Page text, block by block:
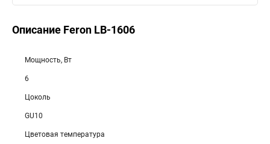
Описание Feron LB-1606
Мощность, Вт
6
Цоколь
GU10
Цветовая температура